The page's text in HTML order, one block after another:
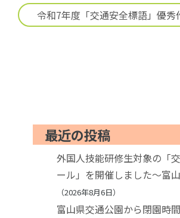
令和7年度「交通安全標語」優秀
最近の投稿
外国人技能研修生対象の「
ール」を開催しました～富
2026年8月6日
富山県交通公園から閉園時